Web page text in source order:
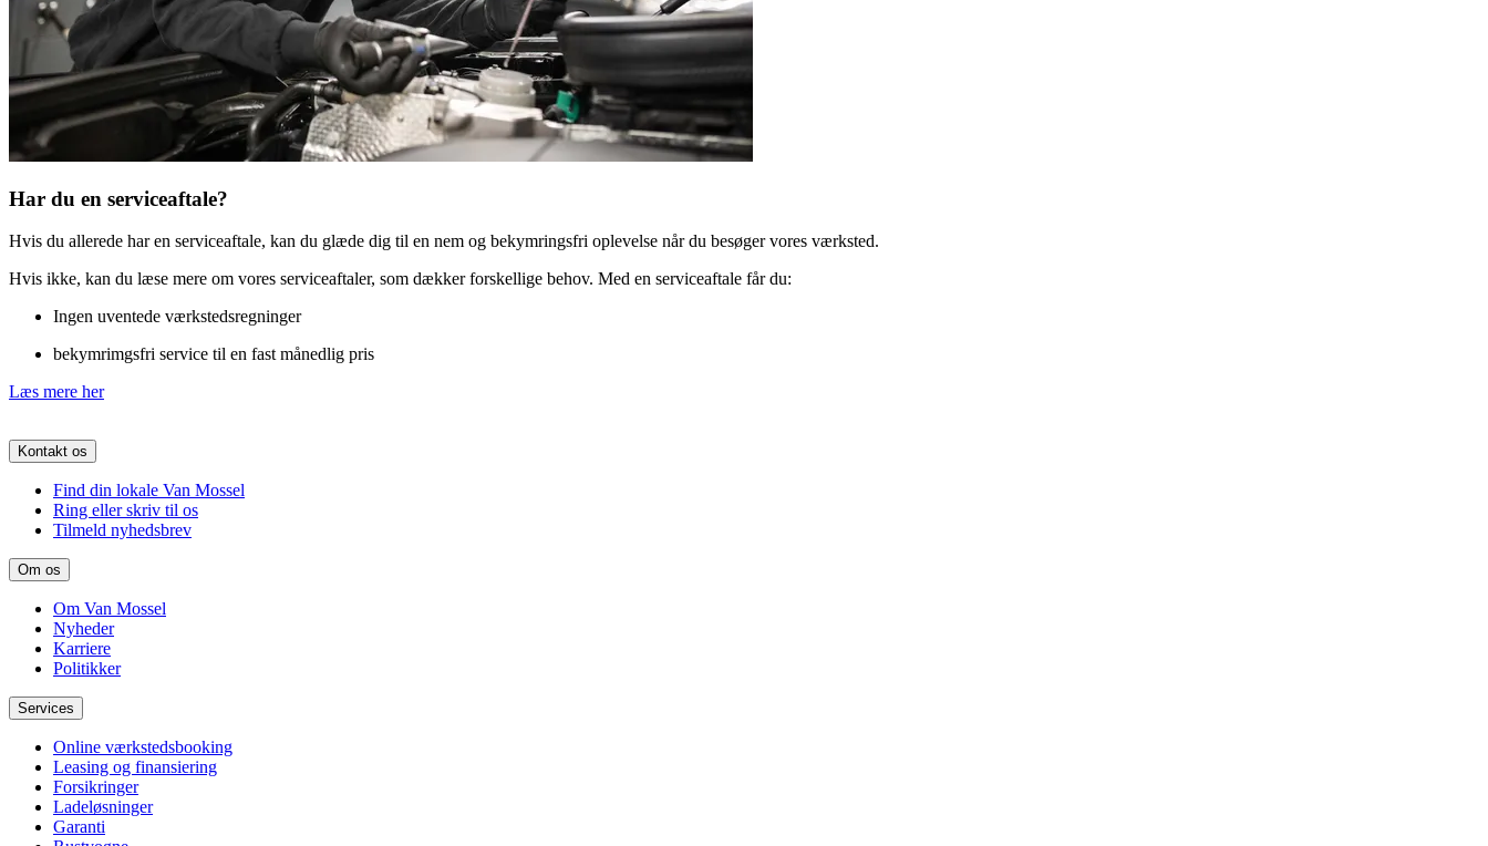
Har du en serviceaftale?
Hvis du allerede har en serviceaftale, kan du glæde dig til en nem og bekymringsfri oplevelse når du besøger vores værksted.
Hvis ikke, kan du læse mere om vores serviceaftaler, som dækker forskellige behov. Med en serviceaftale får du:
Ingen uventede værkstedsregninger
bekymrimgsfri service til en fast månedlig pris
Læs mere her
Kontakt os
Find din lokale Van Mossel
Ring eller skriv til os
Tilmeld nyhedsbrev
Om os
Om Van Mossel
Nyheder
Karriere
Politikker
Services
Online værkstedsbooking
Leasing og finansiering
Forsikringer
Ladeløsninger
Garanti